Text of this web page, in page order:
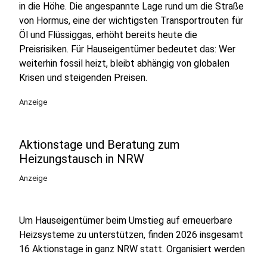
in die Höhe. Die angespannte Lage rund um die Straße
von Hormus, eine der wichtigsten Transportrouten für
Öl und Flüssiggas, erhöht bereits heute die
Preisrisiken. Für Hauseigentümer bedeutet das: Wer
weiterhin fossil heizt, bleibt abhängig von globalen
Krisen und steigenden Preisen.
Anzeige
Aktionstage und Beratung zum
Heizungstausch in NRW
Anzeige
Um Hauseigentümer beim Umstieg auf erneuerbare
Heizsysteme zu unterstützen, finden 2026 insgesamt
16 Aktionstage in ganz NRW statt. Organisiert werden